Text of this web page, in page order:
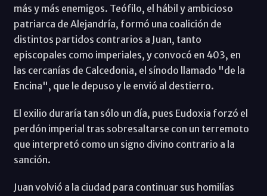
más y más enemigos. Teófilo, el hábil y ambicioso
patriarca de Alejandría, formó una coalición de
distintos partidos contrarios a Juan, tanto
episcopales como imperiales, y convocó en 403, en
las cercanías de Calcedonia, el sínodo llamado "de la
Encina", que le depuso y le envió al destierro.
El exilio duraría tan sólo un día, pues Eudoxia forzó el
perdón imperial tras sobresaltarse con un terremoto
que interpretó como un signo divino contrario a la
sanción.
Juan volvió a la ciudad para continuar sus homilías